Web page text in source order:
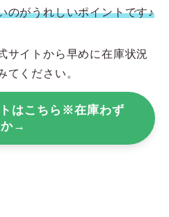
のがうれしいポイントです♪
サイトから早めに在庫状況
てください。
はこちら※在庫わず
か→